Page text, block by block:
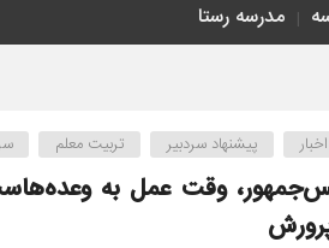
مدرسه رستا
اخبار پیشنهاد سردبیر تربیت معلم
وقت عمل به